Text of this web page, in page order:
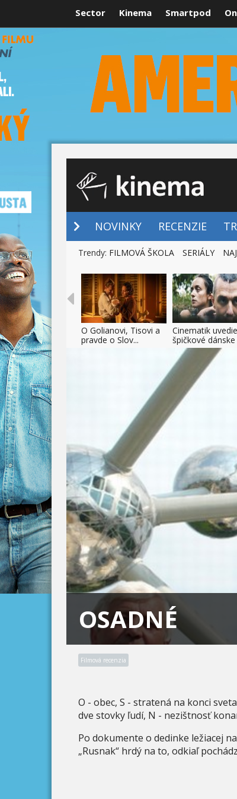
Sector Kinema Smartpod
NOVINKY RECENZIE
Trendy: FILMOVÁ ŠKOLA SERIÁLY
O Golianovi, Tisovi a
pravde o Slov...
Cinematik uvedie
špičkové dánske
OSADNÉ
Filmová recenzia
O - obec, S - stratená na konci
dve stovky ľudí, N - nezištnosť
Po dokumente o dedinke ležiacej
„Rusnak“ hrdý na to, odkiaľ